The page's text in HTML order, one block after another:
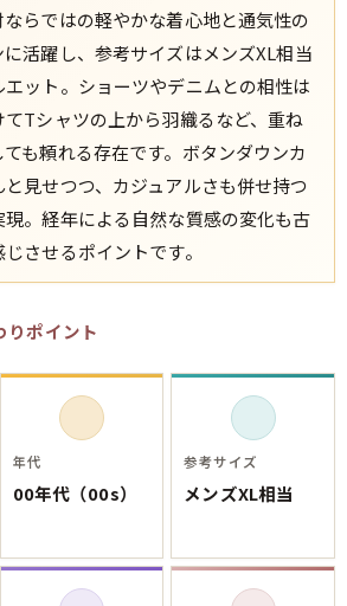
らではの軽やかな着心地と通気性の
活躍し、参考サイズはメンズXL相当
エット。ショーツやデニムとの相性は
Tシャツの上から羽織るなど、重ね
も頼れる存在です。ボタンダウンカ
見せつつ、カジュアルさも併せ持つ
。経年による自然な質感の変化も古
させるポイントです。
りポイント
年代
00年代（00s）
参考サイズ
メンズXL相当